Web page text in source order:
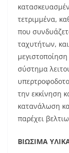
τετριμμένα,
που
ταχυτήτων,
σύστημα
την εκκίνηση
κατανάλωση
παρέχει
ΒΙΩΣΙΜΑ